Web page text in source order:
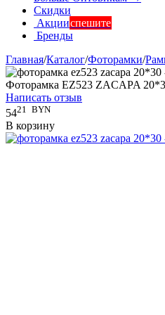
Скидки
Акцииспешите
Бренды
Главная/Каталог/Фоторамки/
Фоторамка EZ523 ZACAPA
Написать отзыв
5421 BYN
В корзину